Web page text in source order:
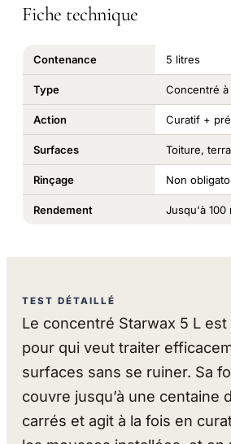
Fiche technique
Contenance 5 litres
Type Concentré
Action Curatif +
Surfaces Toiture,
Rinçage Non
Rendement Jusqu'à 100
TEST DÉTAILLÉ
Le concentré Starwax 5 L
pour qui veut traiter
surfaces sans se ruiner. Sa
couvre jusqu’à une centaine
carrés et agit à la fois en